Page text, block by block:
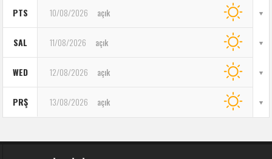
PTS 10/08/2026 açık
SAL 11/08/2026 açık
WED 12/08/2026 açık
PRŞ 13/08/2026 açık